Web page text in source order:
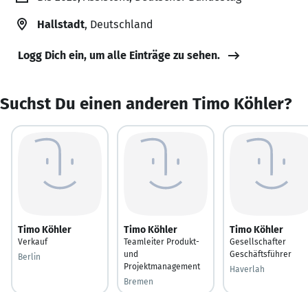
Hallstadt, Deutschland
Logg Dich ein, um alle Einträge zu sehen.
Suchst Du einen anderen Timo Köhler?
Timo Köhler
Verkauf
Berlin
Timo Köhler
Teamleiter Produkt-
und
Projektmanagement
Bremen
Timo Köhler
Gesellschafter
Geschäftsführer
Haverlah